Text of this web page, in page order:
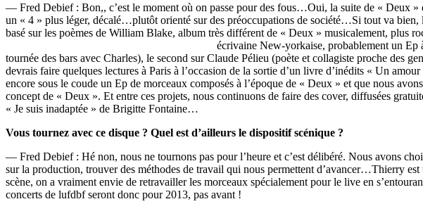
— Fred Debief : Bon,, c’est le moment où on passe pour des fous…Oui, la suite de « Deux
un « 4 » plus léger, décalé…plutôt orienté sur des préoccupations de société…Si tout va
basé sur les poèmes de William Blake, album très différent de « Deux » musicalement, plus
écrivaine New-yorkaise, probablement un Ep
tournée des bars avec Charles), le second sur Claude Pélieu (poète et collagiste proche des
devrais faire quelques lectures à Paris à l’occasion de la sortie d’un livre d’inédits « Un
encore sous le coude un Ep de morceaux composés à l’époque de « Deux » et que nous
concept de « Deux ». Et entre ces projets, nous continuons de faire des cover, diffusées
« Je suis inadaptée » de Brigitte Fontaine…
Vous tournez avec ce disque ? Quel est d’ailleurs le dispositif scénique ?
— Fred Debief : Hé non, nous ne tournons pas pour l’heure et c’est délibéré. Nous avons
sur la production, trouver des méthodes de travail qui nous permettent d’avancer…Thierry
scène, on a vraiment envie de retravailler les morceaux spécialement pour le live en
concerts de lufdbf seront donc pour 2013, pas avant !